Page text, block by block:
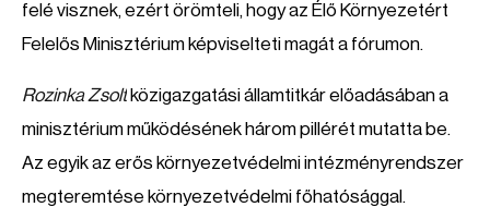
felé visznek, ezért örömteli, hogy az Élő Környezetért
Felelős Minisztérium képviselteti magát a fórumon.
Rozinka Zsolt közigazgatási államtitkár előadásában a
minisztérium működésének három pillérét mutatta be.
Az egyik az erős környezetvédelmi intézményrendszer
megteremtése környezetvédelmi főhatósággal.